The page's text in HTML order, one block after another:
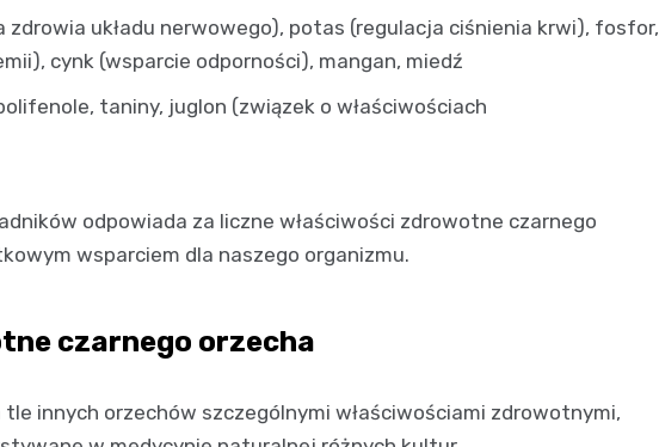
zdrowia układu nerwowego), potas (regulacja ciśnienia krwi), fosfor,
cynk (wsparcie odporności), mangan, miedź
taniny, juglon (związek o właściwościach
odpowiada za liczne właściwości zdrowotne czarnego
wsparciem dla naszego organizmu.
czarnego orzecha
innych orzechów szczególnymi właściwościami zdrowotnymi,